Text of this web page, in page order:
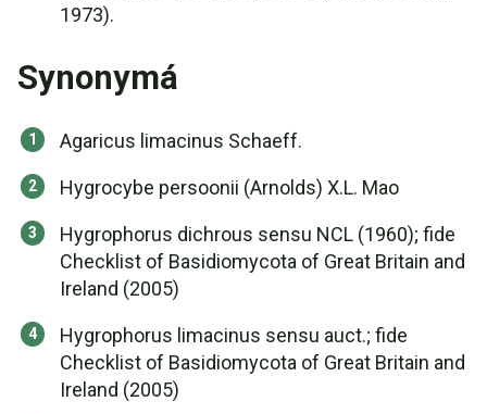
1973).
Synonymá
Agaricus limacinus Schaeff.
Hygrocybe persoonii (Arnolds) X.L. Mao
Hygrophorus dichrous sensu NCL (1960); fide
Checklist of Basidiomycota of Great Britain and
Ireland (2005)
Hygrophorus limacinus sensu auct.; fide
Checklist of Basidiomycota of Great Britain and
Ireland (2005)